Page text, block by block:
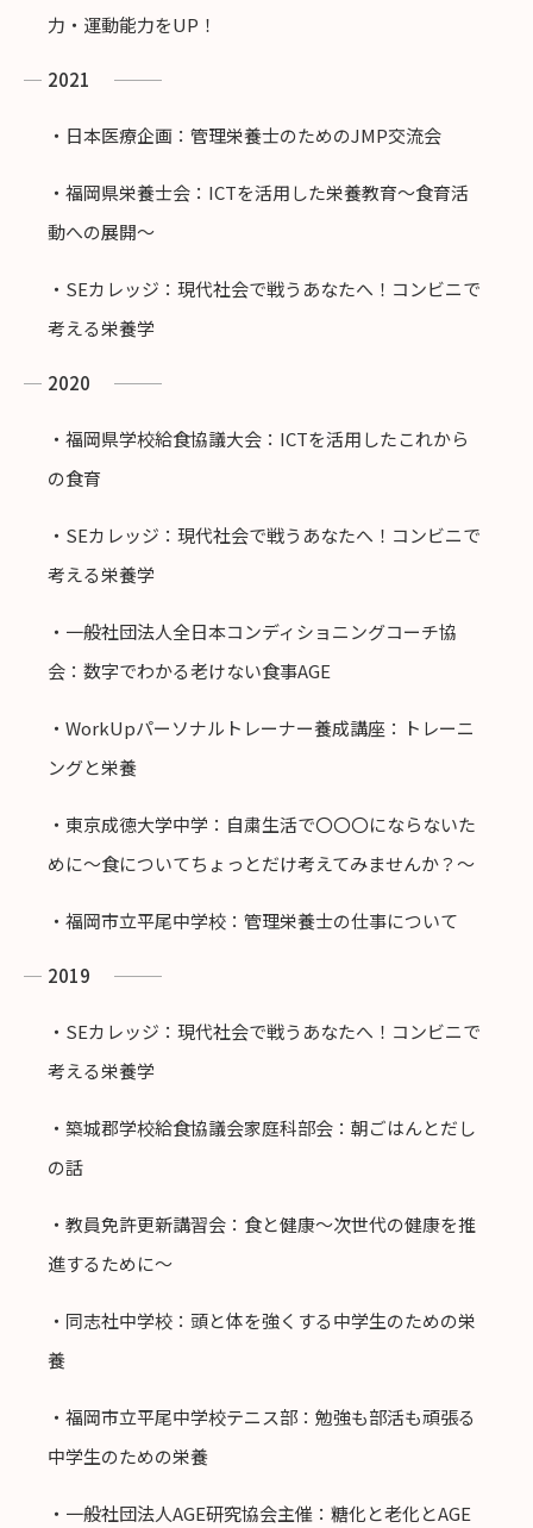
力・運動能力をUP！
2021
・日本医療企画：管理栄養士のためのJMP交流会
・福岡県栄養士会：ICTを活用した栄養教育〜食育活
動への展開〜
・SEカレッジ：現代社会で戦うあなたへ！コンビニで
考える栄養学
2020
・福岡県学校給食協議大会：ICTを活用したこれから
の食育
・SEカレッジ：現代社会で戦うあなたへ！コンビニで
考える栄養学
・一般社団法人全日本コンディショニングコーチ協
会：数字でわかる老けない食事AGE
・WorkUpパーソナルトレーナー養成講座：トレーニ
ングと栄養
・東京成徳大学中学：自粛生活で〇〇〇にならないた
めに〜食についてちょっとだけ考えてみませんか？〜
・福岡市立平尾中学校：管理栄養士の仕事について
2019
・SEカレッジ：現代社会で戦うあなたへ！コンビニで
考える栄養学
・築城郡学校給食協議会家庭科部会：朝ごはんとだし
の話
・教員免許更新講習会：食と健康〜次世代の健康を推
進するために〜
・同志社中学校：頭と体を強くする中学生のための栄
養
・福岡市立平尾中学校テニス部：勉強も部活も頑張る
中学生のための栄養
・一般社団法人AGE研究協会主催：糖化と老化とAGE